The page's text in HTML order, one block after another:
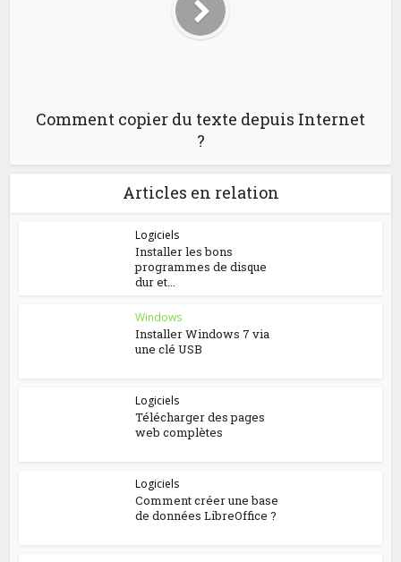
Comment copier du texte depuis Internet
?
Articles en relation
Logiciels
Installer les bons
programmes de disque
dur et...
Windows
Installer Windows 7 via
une clé USB
Logiciels
Télécharger des pages
web complètes
Logiciels
Comment créer une base
de données LibreOffice ?